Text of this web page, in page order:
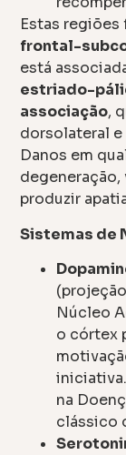
Estas regiões
frontal-
está
estriado-
associação,
dorsolateral
Danos em
produzir
Sistemas de
Núcleo
o córtex
na
clássico